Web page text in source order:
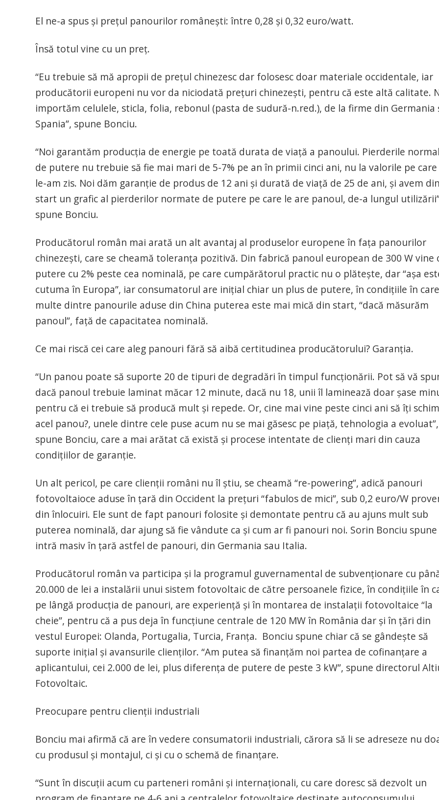
El ne-a spus şi preţul panourilor româneşti: între 0,28 şi 0,32 euro/watt.
Însă totul vine cu un preţ.
“Eu trebuie să mă apropii de preţul chinezesc dar folosesc doar materiale occidentale, iar
producătorii europeni nu vor da niciodată preţuri chinezeşti, pentru că este altă calitate.
importăm celulele, sticla, folia, rebonul (pasta de sudură-n.red.), de la firme din Germania
Spania”, spune Bonciu.
“Noi garantăm producţia de energie pe toată durata de viaţă a panoului. Pierderile
de putere nu trebuie să fie mai mari de 5-7% pe an în primii cinci ani, nu la valorile pe care
le-am zis. Noi dăm garanţie de produs de 12 ani şi durată de viaţă de 25 de ani, şi avem din
start un grafic al pierderilor normate de putere pe care le are panoul, de-a lungul
spune Bonciu.
Producătorul român mai arată un alt avantaj al produselor europene în faţa panourilor
chinezeşti, care se cheamă toleranţa pozitivă. Din fabrică panoul european de 300 W vine
putere cu 2% peste cea nominală, pe care cumpărătorul practic nu o plăteşte, dar “aşa
cutuma în Europa”, iar consumatorul are iniţial chiar un plus de putere, în condiţiile în
multe dintre panourile aduse din China puterea este mai mică din start, “dacă măsurăm
panoul”, faţă de capacitatea nominală.
Ce mai riscă cei care aleg panouri fără să aibă certitudinea producătorului? Garanţia.
“Un panou poate să suporte 20 de tipuri de degradări în timpul funcţionării. Pot să vă
dacă panoul trebuie laminat măcar 12 minute, dacă nu 18, unii îl laminează doar şase
pentru că ei trebuie să producă mult şi repede. Or, cine mai vine peste cinci ani să îţi
acel panou?, unele dintre cele puse acum nu se mai găsesc pe piaţă, tehnologia a evoluat”,
spune Bonciu, care a mai arătat că există şi procese intentate de clienţi mari din cauza
condiţiilor de garanţie.
Un alt pericol, pe care clienţii români nu îl ştiu, se cheamă “re-powering”, adică panouri
fotovoltaioce aduse în ţară din Occident la preţuri “fabulos de mici”, sub 0,2 euro/W
din înlocuiri. Ele sunt de fapt panouri folosite şi demontate pentru că au ajuns mult sub
puterea nominală, dar ajung să fie vândute ca şi cum ar fi panouri noi. Sorin Bonciu spune
intră masiv în ţară astfel de panouri, din Germania sau Italia.
Producătorul român va participa şi la programul guvernamental de subvenţionare cu
20.000 de lei a instalării unui sistem fotovoltaic de către persoanele fizice, în condiţiile în
pe lângă producţia de panouri, are experienţă şi în montarea de instalaţii fotovoltaice “la
cheie”, pentru că a pus deja în funcţiune centrale de 120 MW în România dar şi în ţări din
vestul Europei: Olanda, Portugalia, Turcia, Franţa. Bonciu spune chiar că se gândeşte să
suporte iniţial şi avansurile clienţilor. “Am putea să finanţăm noi partea de cofinanţare a
aplicantului, cei 2.000 de lei, plus diferenţa de putere de peste 3 kW”, spune directorul
Fotovoltaic.
Preocupare pentru clienţii industriali
Bonciu mai afirmă că are în vedere consumatorii industriali, cărora să li se adreseze nu
cu produsul şi montajul, ci şi cu o schemă de finanţare.
“Sunt în discuţii acum cu parteneri români şi internaţionali, cu care doresc să dezvolt un